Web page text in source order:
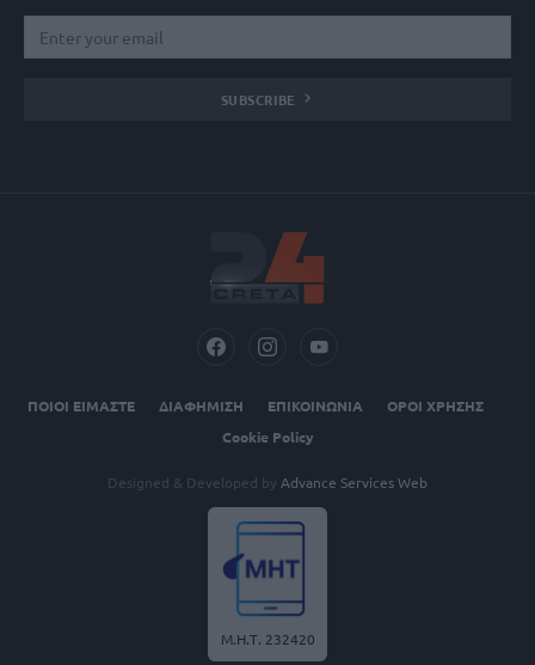
SUBSCRIBE
ΠΟΙΟΙ ΕΙΜΑΣΤΕ ΔΙΑΦΗΜΙΣΗ ΕΠΙΚΟΙΝΩΝΙΑ
ΟΡΟΙ ΧΡΗΣΗΣ
Cookie Policy
Designed & Developed by Advance Services Web
Μ.Η.Τ. 232420